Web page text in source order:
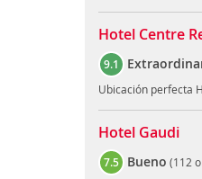
Hotel Centre
9.1
Ubicación perfecta
Hotel Gaudi
7.5 Bueno (112